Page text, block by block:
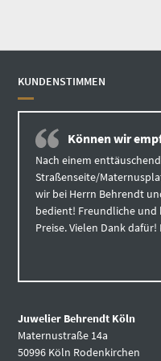
KUNDENSTIMMEN
Können wir
Nach einem
Straßenseite/
wir bei Herrn Behrendt
bedient! Freundliche
Preise. Vielen Dank
Juwelier Behrendt Köln
Maternustraße 14a
50996 Köln Rodenkirchen